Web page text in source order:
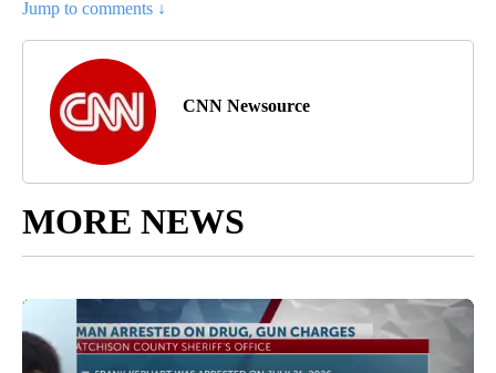
Jump to comments ↓
CNN Newsource
MORE NEWS